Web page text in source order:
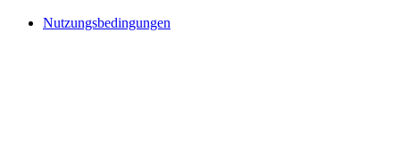
Nutzungsbedingungen